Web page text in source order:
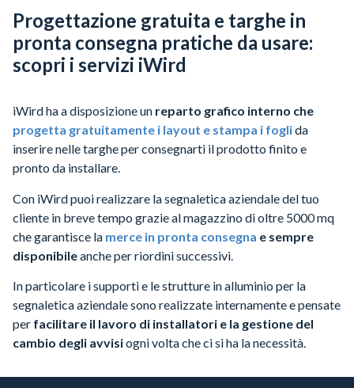
Progettazione gratuita e targhe in
pronta consegna pratiche da usare:
scopri i servizi iWird
iWird ha a disposizione un reparto grafico interno che
progetta gratuitamente i layout e stampa i foglida
inserire nelle targhe per consegnarti il prodotto finito e
pronto da installare.
Con iWird puoi realizzare la segnaletica aziendale del tuo
cliente in breve tempo grazie al magazzino di oltre 5000 mq
che garantisce la merce in pronta consegna e sempre
disponibileanche per riordini successivi.
In particolare i supporti e le strutture in alluminio per la
segnaletica aziendale sono realizzate internamente e pensate
per facilitare il lavoro di installatori e la gestione del
cambio degli avvisiogni volta che ci si ha la necessità.